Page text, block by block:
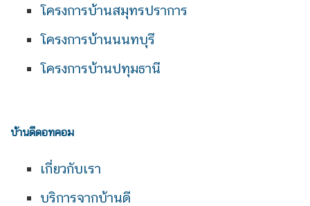
โครงการบ้านสมุทรปราการ
โครงการบ้านนนทบุรี
โครงการบ้านปทุมธานี
บ้านดีดอทคอม
เกี่ยวกับเรา
บริการจากบ้านดี